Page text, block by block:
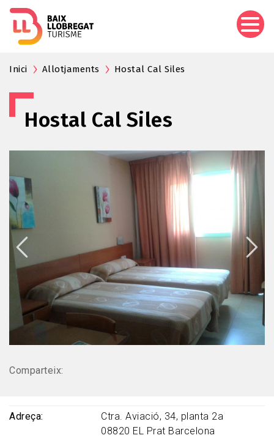
Inici Allotjaments Hostal Cal Siles
Hostal Cal Siles
Comparteix:
Adreça
Ctra. Aviació, 34, planta 2a
08820 EL Prat Barcelona